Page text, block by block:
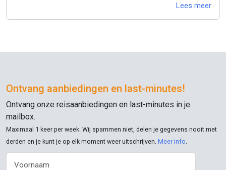
gestaan, konden we eindelijk plaatsnemen, maar sommige
wagons hebben geen toilet, dus er stond constant een rij
's Ochtends hing er een vreselijke urinegeur in de gang.
tja.
De terugreis was niet veel beter: geen toilet in de coupé en
geen water in de wastafel in onze cabine. En het personeel,
hoewel erg aardig, was ongelooflijk ongeïnteresseerd. Tja,
je moet je maar in de toiletten wassen. Die toiletten zijn zo
duur!
Lees meer
Ontvang aanbiedingen en last-minutes!
Ontvang onze reisaanbiedingen en last-minutes in je
mailbox.
Maximaal 1 keer per week. Wij spammen niet, delen je gegevens nooit met
derden en je kunt je op elk moment weer uitschrijven. Meer info